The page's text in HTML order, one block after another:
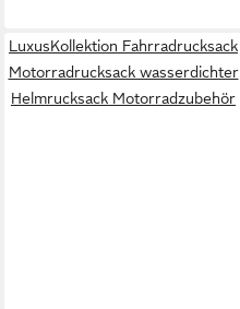
LuxusKollektion Fahrradrucksack
Motorradrucksack wasserdichter
Helmrucksack Motorradzubehör